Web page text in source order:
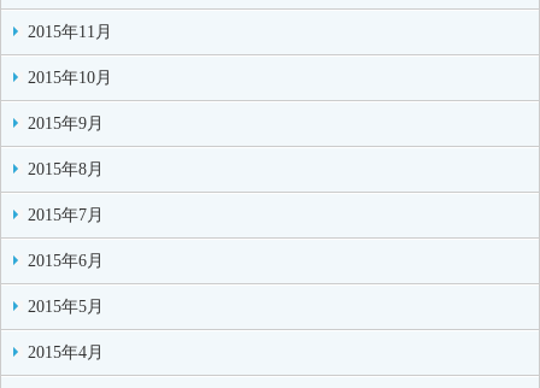
2015年11月
2015年10月
2015年9月
2015年8月
2015年7月
2015年6月
2015年5月
2015年4月